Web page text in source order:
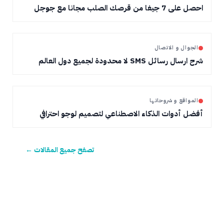
احصل على 7 جيغا من قرصك الصلب مجانا مع جوجل
الجوال و الاتصال
شرح ارسال رسائل SMS لا محدودة لجميع دول العالم
المواقع و شروحاتها
أفضل أدوات الذكاء الاصطناعي لتصميم لوجو احترافي
تصفح جميع المقالات ←